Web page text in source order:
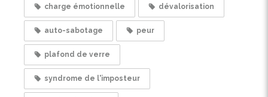
charge émotionnelle dévalorisation
auto-sabotage peur
plafond de verre
syndrome de l'imposteur